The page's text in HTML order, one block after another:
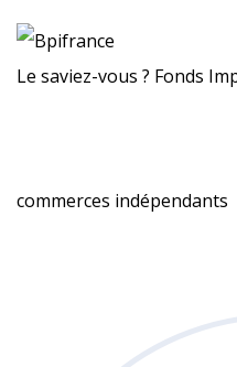
Le saviez-vous ? Fonds
commerces indépendants